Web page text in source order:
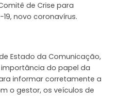
de Crise para
novo coronavírus.
Estado da Comunicação,
importância do papel da
informar corretamente a
o gestor, os veículos de